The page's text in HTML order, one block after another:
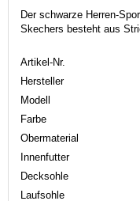
Der schwarze Herren-
Skechers besteht aus
Artikel-Nr.
Hersteller
Modell
Farbe
Obermaterial
Innenfutter
Decksohle
Laufsohle